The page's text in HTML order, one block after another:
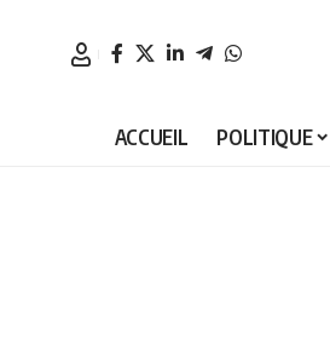
ACCUEIL POLITIQUE